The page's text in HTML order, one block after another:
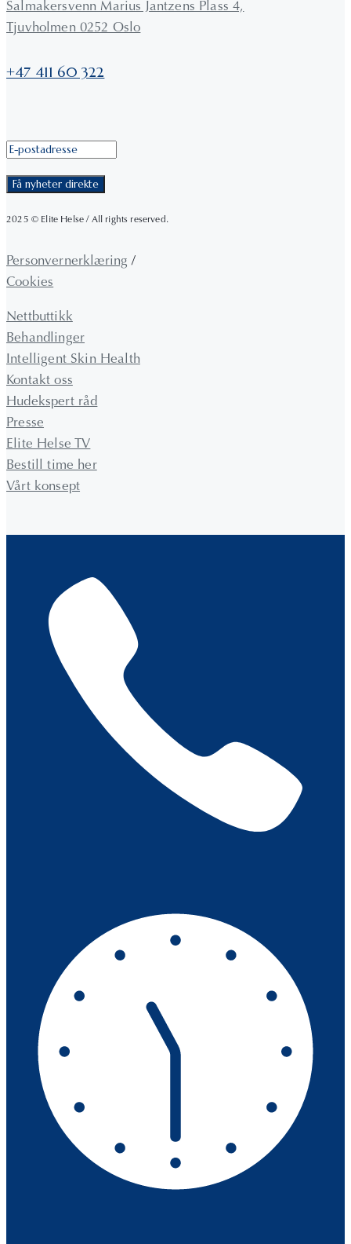
Salmakersvenn Marius Jantzens Plass 4,
Tjuvholmen 0252 Oslo
+47 411 60 322
2025 © Elite Helse / All rights reserved.
Personvernerklæring /
Cookies
Nettbuttikk
Behandlinger
Intelligent Skin Health
Kontakt oss
Hudekspert råd
Presse
Elite Helse TV
Bestill time her
Vårt konsept